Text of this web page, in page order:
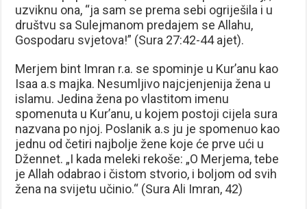
uzviknu ona, “ja sam se prema sebi ogriješila i u
društvu sa Sulejmanom predajem se Allahu,
Gospodaru svjetova!” (Sura 27:42-44 ajet).
Merjem bint Imran r.a. se spominje u Kur’anu kao
Isaa a.s majka. Nesumljivo najcjenjenija žena u
islamu. Jedina žena po vlastitom imenu
spomenuta u Kur’anu, u kojem postoji cijela sura
nazvana po njoj. Poslanik a.s ju je spomenuo kao
jednu od četiri najbolje žene koje će prve ući u
Džennet. „I kada meleki rekoše: „O Merjema, tebe
je Allah odabrao i čistom stvorio, i boljom od svih
žena na svijetu učinio.“ (Sura Ali Imran, 42)